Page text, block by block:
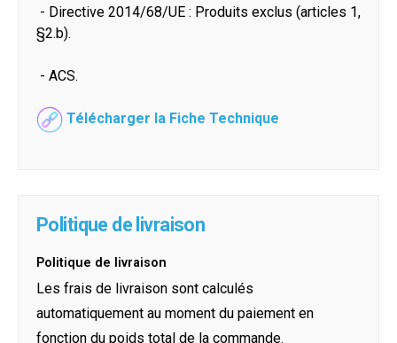
- Directive 2014/68/UE : Produits exclus (articles 1,
§2.b).
- ACS.
Télécharger la Fiche Technique
Politique de livraison
Politique de livraison
Les frais de livraison sont calculés
automatiquement au moment du paiement en
fonction du poids total de la commande.